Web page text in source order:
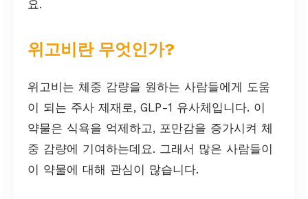
요.
위고비란 무엇인가?
위고비는 체중 감량을 원하는 사람들에게 도움
이 되는 주사 제재로, GLP-1 유사체입니다. 이
약물은 식욕을 억제하고, 포만감을 증가시켜 체
중 감량에 기여하는데요. 그래서 많은 사람들이
이 약물에 대해 관심이 많습니다.